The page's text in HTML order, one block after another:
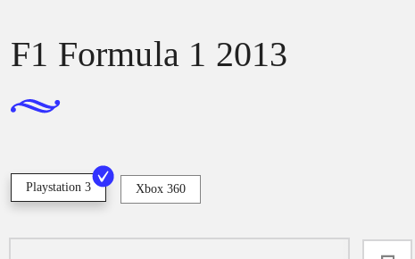
F1 Formula 1 2013
Playstation 3 Xbox 360